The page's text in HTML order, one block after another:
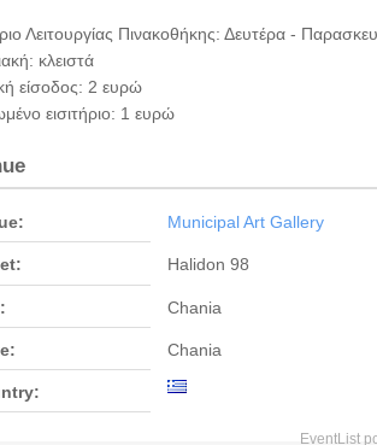
Λειτουργίας Πινακοθήκης: Δευτέρα -
κλειστά
είσοδος: 2 ευρώ
εισιτήριο: 1 ευρώ
Municipal Art Gallery
Halidon 98
Chania
Chania
EventList